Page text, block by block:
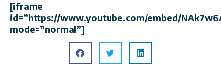
[iframe
id=”https://www.youtube.com/embed/
mode=”normal”]